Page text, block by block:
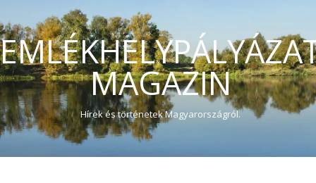
MAGAZIN
Hírek és történetek Magyarországról.